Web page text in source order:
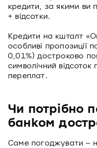
кредити, за якими ви
+ відсотки.
Кредити на кшталт
особливі пропозиції
0,01%) достроково
символічний
переплат.
Чи потрібно
банком
Саме погоджувати –